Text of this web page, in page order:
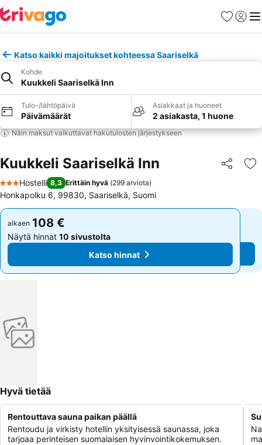
Suosikit
Katso kaikki majoitukset kohteessa Saariselkä
Kohde
Kuukkeli Saariselkä Inn
Tulo-/lähtöpäivä
Päivämäärät
Asiakkaat ja huoneet
2 asiakasta, 1 huone
Näin maksut vaikuttavat hakutulosten järjestykseen
Kuukkeli Saariselkä Inn Jaa
3 Tähtiluokitus
Hostelli 8,3 Erittäin hyvä (299 arviota)
Honkapolku 6, 99830, Saariselkä, Suomi
alkaen 108 €
Näytä hinnat 10 sivustolta
Katso hinnat
alkaen 108 €
Näytä hinnat 10 sivustolta
Katso hinnat
Hyvä tietää
Rentouttava sauna paikan päällä
Rentoudu ja virkisty hotellin yksityisessä saunassa, joka
tarjoaa perinteisen suomalaisen hyvinvointikokemuksen.